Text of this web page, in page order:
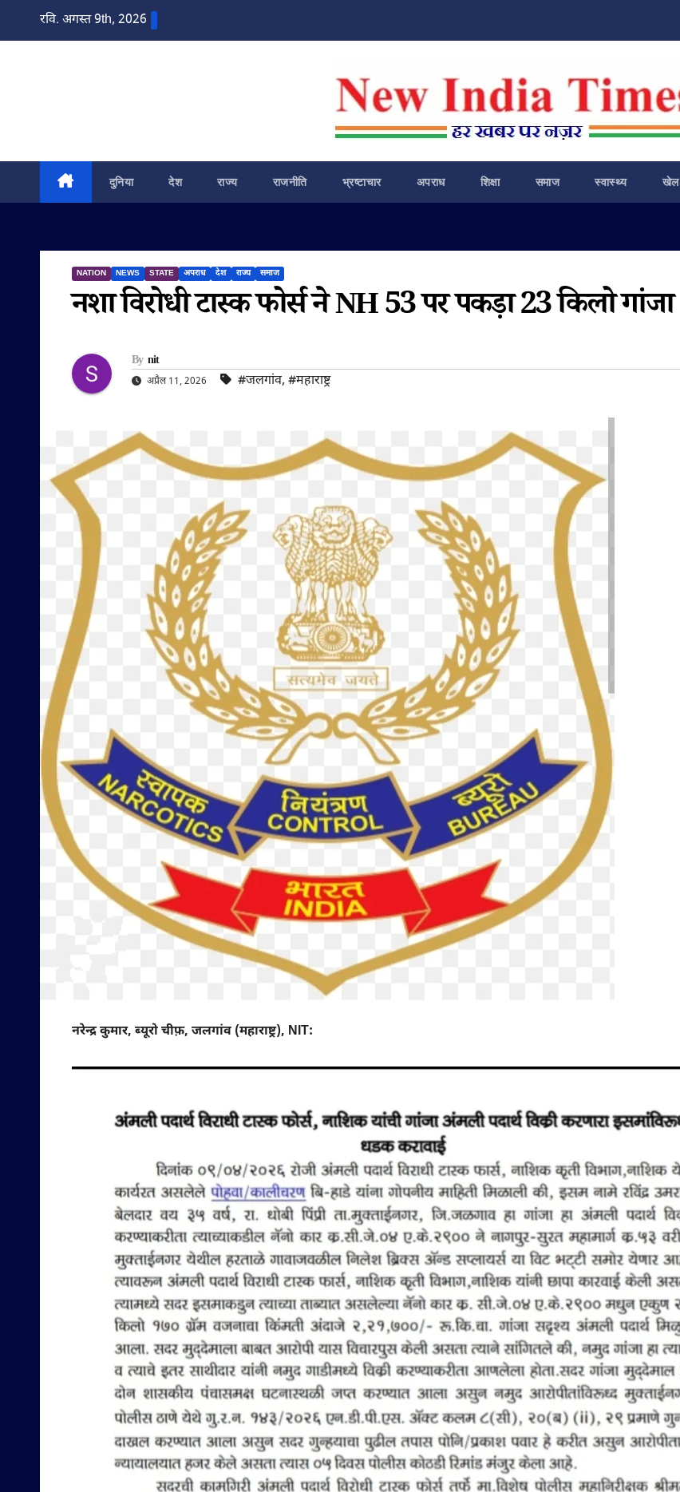
रवि. अगस्त 9th, 2026
दुनिया देश राज्य राजनीति भ्रष्टाचार अपराध शिक्षा समाज स्वास्थ्य खेल
NATION NEWS STATE अपराध देश राज्य समाज
नशा विरोधी टास्क फोर्स ने NH 53 पर पकड़ा 23 किलो गांजा
By nit
अप्रैल 11, 2026 #जलगांव, #महाराष्ट्र
नरेन्द्र कुमार, ब्यूरो चीफ़, जलगांव (महाराष्ट्र), NIT: